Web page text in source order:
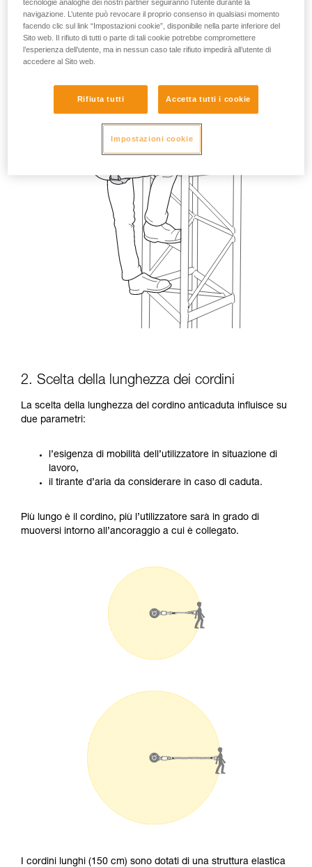
2. Scelta della lunghezza dei cordini
La scelta della lunghezza del cordino anticaduta influisce su
due parametri:
l’esigenza di mobilità dell’utilizzatore in situazione di
lavoro,
il tirante d’aria da considerare in caso di caduta.
Più lungo è il cordino, più l’utilizzatore sarà in grado di
muoversi intorno all’ancoraggio a cui è collegato.
I cordini lunghi (150 cm) sono dotati di una struttura elastica
tecnologie analoghe dei nostri partner seguiranno l’utente durante la
navigazione. L’utente può revocare il proprio consenso in qualsiasi momento
facendo clic sul link “Impostazioni cookie”, disponibile nella parte inferiore del
Sito web. Il rifiuto di tutti o parte di tali cookie potrebbe compromettere
l’esperienza dell’utente, ma in nessun caso tale rifiuto impedirà all’utente di
accedere al Sito web.
Rifiuta tutti Accetta tutti i cookie
Impostazioni cookie